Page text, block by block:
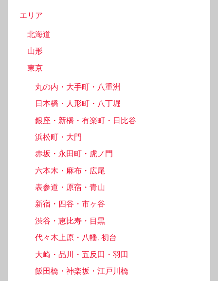
エリア
北海道
山形
東京
丸の内・大手町・八重洲
日本橋・人形町・八丁堀
銀座・新橋・有楽町・日比谷
浜松町・大門
赤坂・永田町・虎ノ門
六本木・麻布・広尾
表参道・原宿・青山
新宿・四谷・市ヶ谷
渋谷・恵比寿・目黒
代々木上原・八幡, 初台
大崎・品川・五反田・羽田
飯田橋・神楽坂・江戸川橋